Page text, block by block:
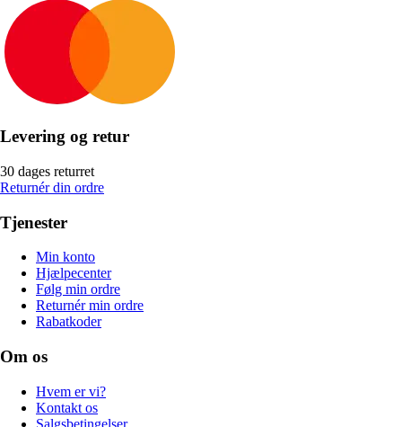
Levering og retur
30 dages returret
Returnér din ordre
Tjenester
Min konto
Hjælpecenter
Følg min ordre
Returnér min ordre
Rabatkoder
Om os
Hvem er vi?
Kontakt os
Salgsbetingelser